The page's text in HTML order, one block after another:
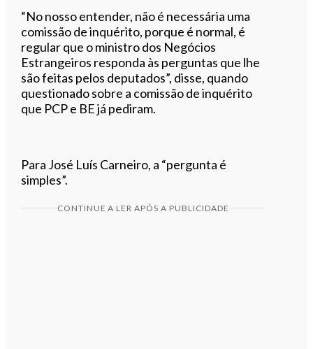
“No nosso entender, não é necessária uma
comissão de inquérito, porque é normal, é
regular que o ministro dos Negócios
Estrangeiros responda às perguntas que lhe
são feitas pelos deputados”, disse, quando
questionado sobre a comissão de inquérito
que PCP e BE já pediram.
Para José Luís Carneiro, a “pergunta é
simples”.
CONTINUE A LER APÓS A PUBLICIDADE